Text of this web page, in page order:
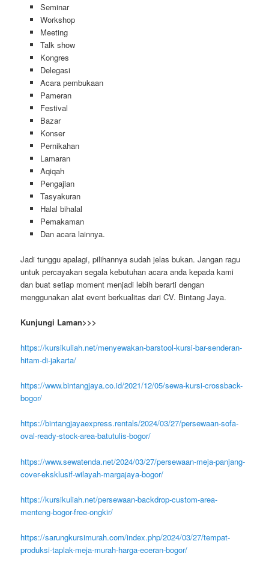
Seminar
Workshop
Meeting
Talk show
Kongres
Delegasi
Acara pembukaan
Pameran
Festival
Bazar
Konser
Pernikahan
Lamaran
Aqiqah
Pengajian
Tasyakuran
Halal bihalal
Pemakaman
Dan acara lainnya.
Jadi tunggu apalagi, pilihannya sudah jelas bukan. Jangan ragu
untuk percayakan segala kebutuhan acara anda kepada kami
dan buat setiap moment menjadi lebih berarti dengan
menggunakan alat event berkualitas dari CV. Bintang Jaya.
Kunjungi Laman>>>
https://kursikuliah.net/menyewakan-barstool-kursi-bar-senderan-
hitam-di-jakarta/
https://www.bintangjaya.co.id/2021/12/05/sewa-kursi-crossback-
bogor/
https://bintangjayaexpress.rentals/2024/03/27/persewaan-sofa-
oval-ready-stock-area-batutulis-bogor/
https://www.sewatenda.net/2024/03/27/persewaan-meja-panjang-
cover-eksklusif-wilayah-margajaya-bogor/
https://kursikuliah.net/persewaan-backdrop-custom-area-
menteng-bogor-free-ongkir/
https://sarungkursimurah.com/index.php/2024/03/27/tempat-
produksi-taplak-meja-murah-harga-eceran-bogor/